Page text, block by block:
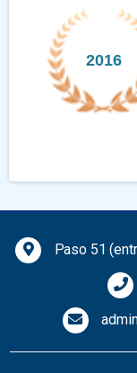
2016
Paso 51